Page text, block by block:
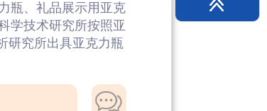
瓶、礼品展示用亚克
学技术研究所按照亚
研究所出具亚克力瓶